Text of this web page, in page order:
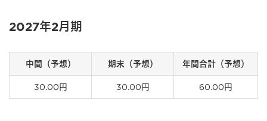
2027年2月期
中間（予想） 期末（予想） 年間合計（予想）
30.00円 30.00円 60.00円